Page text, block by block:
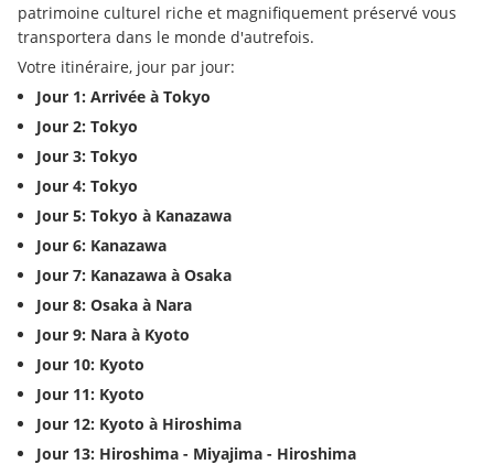
patrimoine culturel riche et magnifiquement préservé vous
transportera dans le monde d'autrefois.
Votre itinéraire, jour par jour:
Jour 1: Arrivée à Tokyo
Jour 2: Tokyo
Jour 3: Tokyo
Jour 4: Tokyo
Jour 5: Tokyo à Kanazawa
Jour 6: Kanazawa
Jour 7: Kanazawa à Osaka
Jour 8: Osaka à Nara
Jour 9: Nara à Kyoto
Jour 10: Kyoto
Jour 11: Kyoto
Jour 12: Kyoto à Hiroshima
Jour 13: Hiroshima - Miyajima - Hiroshima